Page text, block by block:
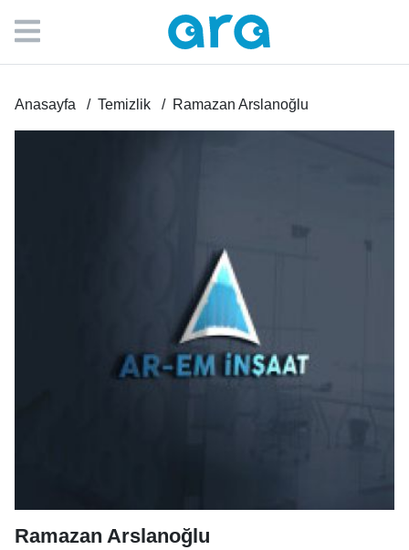
Anasayfa Temizlik Ramazan Arslanoğlu
Ramazan Arslanoğlu